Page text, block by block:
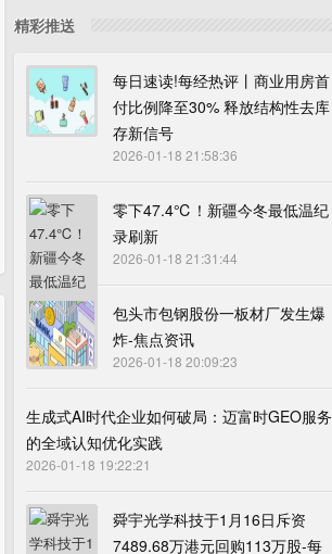
精彩推送
每日速读!每经热评丨商业用房首
付比例降至30% 释放结构性去库
存新信号
2026-01-18 21:58:36
零下47.4℃！新疆今冬最低温纪
录刷新
2026-01-18 21:31:44
包头市包钢股份一板材厂发生爆
炸-焦点资讯
2026-01-18 20:09:23
生成式AI时代企业如何破局：迈富时GEO服务
的全域认知优化实践
2026-01-18 19:22:21
舜宇光学科技于1月16日斥资
7489.68万港元回购113万股-每